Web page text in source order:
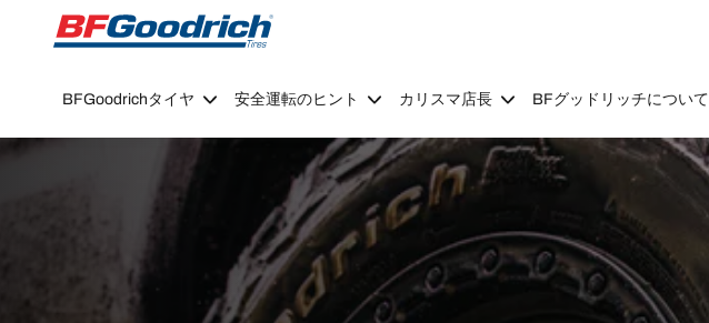
Go to page content
Go to page navigation
BFGoodrichタイヤ 安全運転のヒント カリスマ店長 BFグッドリッチについて